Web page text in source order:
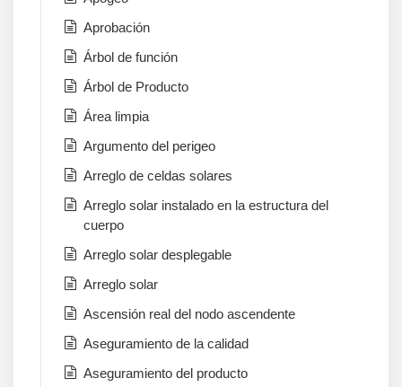
Aprobación
Árbol de función
Árbol de Producto
Área limpia
Argumento del perigeo
Arreglo de celdas solares
Arreglo solar instalado en la estructura del
cuerpo
Arreglo solar desplegable
Arreglo solar
Ascensión real del nodo ascendente
Aseguramiento de la calidad
Aseguramiento del producto